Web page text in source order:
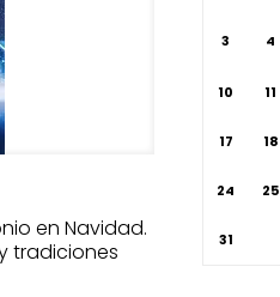
en Navidad.
tradiciones
3 4
10 11
17 18
24 25
31